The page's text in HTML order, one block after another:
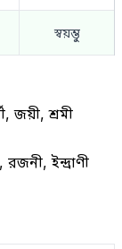
স্বয়ম্ভু
জয়ী, শ্রমী
রজনী, ইন্দ্রাণী